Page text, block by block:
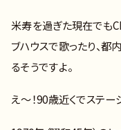
米寿を過ぎた現在でも
ブハウスで歌ったり、
るそうですよ。
え～！90歳近くでステー